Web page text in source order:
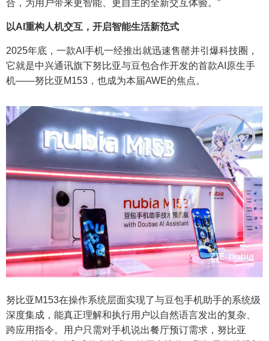
合，为用户带来更智能、更自主的全新交互体验。”
以AI重构人机交互，开启智能生活新范式
2025年底，一款AI手机一经推出就迅速售罄并引爆科技圈，
它就是中兴通讯旗下努比亚与豆包合作开发的首款AI原生手
机——努比亚M153，也成为本届AWE的焦点。
努比亚M153在操作系统层面实现了与豆包手机助手的系统级
深度集成，能真正理解和执行用户以自然语言发出的复杂、
跨应用指令。用户只需对手机说出餐厅预订需求，努比亚